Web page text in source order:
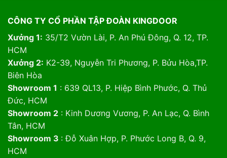
CÔNG TY CỔ PHẦN TẬP ĐOÀN KINGDOOR
Xưởng 1: 35/T2 Vườn Lài, P. An Phú Đông, Q. 12, TP.
HCM
Xưởng 2: K2-39, Nguyễn Tri Phương, P. Bửu Hòa,TP.
Biên Hòa
Showroom 1 : 639 QL13, P. Hiệp Bình Phước, Q. Thủ
Đức, HCM
Showroom 2: Kinh Dương Vương, P. An Lạc, Q. Bình
Tân, HCM
Showroom 3 : Đỗ Xuân Hợp, P. Phước Long B, Q. 9,
HCM